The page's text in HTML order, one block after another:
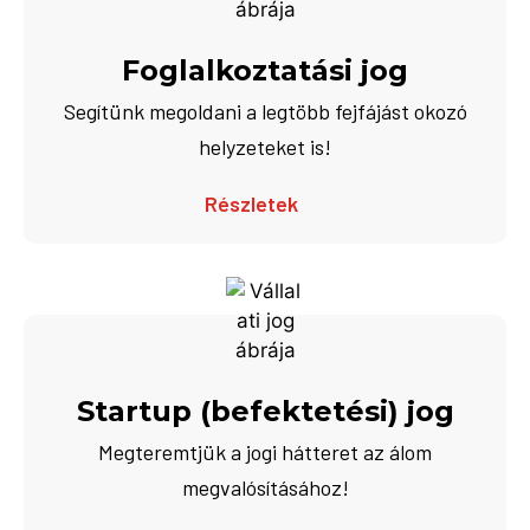
Foglalkoztatási jog
Segítünk megoldani a legtöbb fejfájást okozó
helyzeteket is!
Részletek
Startup (befektetési) jog
Megteremtjük a jogi hátteret az álom
megvalósításához!